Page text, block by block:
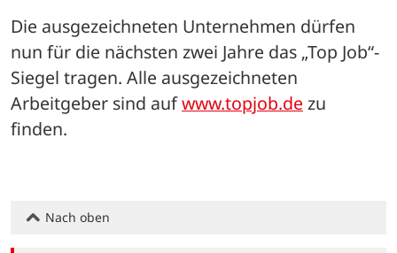
Die ausgezeichneten Unternehmen dürfen
nun für die nächsten zwei Jahre das „Top Job“-
Siegel tragen. Alle ausgezeichneten
Arbeitgeber sind auf www.topjob.de zu
finden.
Nach oben